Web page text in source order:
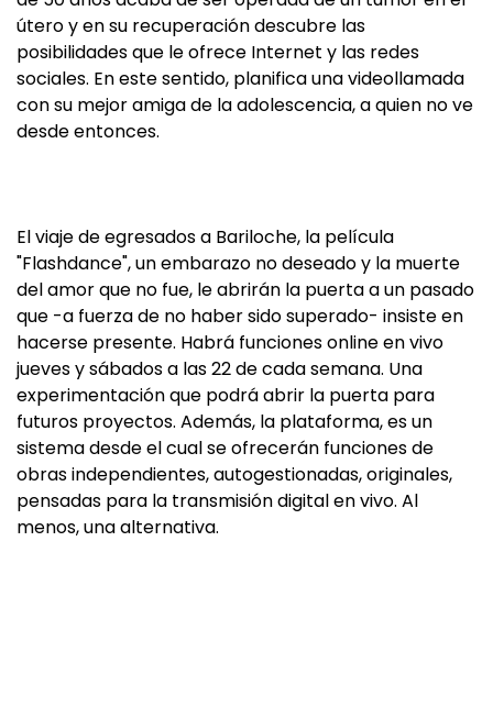
útero y en su recuperación descubre las
posibilidades que le ofrece Internet y las redes
sociales. En este sentido, planifica una videollamada
con su mejor amiga de la adolescencia, a quien no ve
desde entonces.
El viaje de egresados a Bariloche, la película
"Flashdance", un embarazo no deseado y la muerte
del amor que no fue, le abrirán la puerta a un pasado
que -a fuerza de no haber sido superado- insiste en
hacerse presente. Habrá funciones online en vivo
jueves y sábados a las 22 de cada semana. Una
experimentación que podrá abrir la puerta para
futuros proyectos. Además, la plataforma, es un
sistema desde el cual se ofrecerán funciones de
obras independientes, autogestionadas, originales,
pensadas para la transmisión digital en vivo. Al
menos, una alternativa.